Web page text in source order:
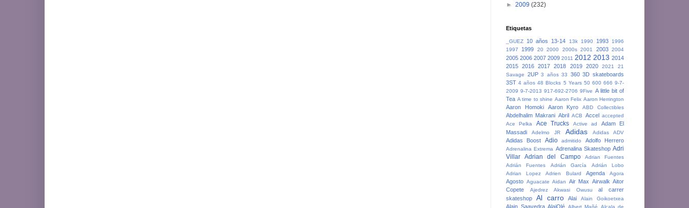
► 2009 (232)
Etiquetas
_GUEZ 10 años 13-14 13k 1990 1993
1996
1997
1999 20 2000 2000s 2001 2003 2004
2005 2006 2007 2009 2011 2012 2013 2014
2015 2016 2017 2018 2019 2020 2021
21
Savage
2UP 3 años 33 360 3D skateboards
3ST 4 años 48 Blocks 5 Years 50 600 666 9-7-
2009 9-7-2013 917-692-2706 9Five A little bit of
Tea A time to shine Aaron Felix Aaron Herrington
Aaron Homoki Aaron Kyro ABD Collectibles
Abdelhalim Makrani Abril ACB Accel accepted
Ace Pelka
Ace Trucks Active ad
Adam El
Massadi
Adelmo JR Adidas Adidas ADV
Adidas Boost Adio admitido Adolfo Herrero
Adrenalina Extrema Adrenalina Skateshop Adri
Villar Adrian del Campo
Adrian Fuentes
Adrián Fuentes
Adrián García
Adrián Lobo
Adrian Lopez
Adrien Bulard Agenda Agora
Agosto Aguacate Aidan Air Max Airwalk Aitor
Copete
Ajedrez Akwasi Owusu
al carrer
skateshop
Al carro Alai Alain Goikoetxea
Alain Saavedra AlaiOlé Albert Mañé Alcala de